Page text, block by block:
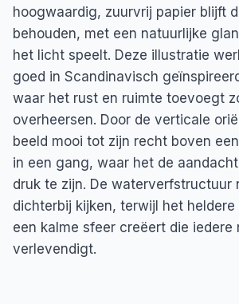
hoogwaardig, zuurvrij papier blijft
behouden, met een natuurlijke
het licht speelt. Deze illustratie
goed in Scandinavisch
waar het rust en ruimte toevoegt
overheersen. Door de verticale
beeld mooi tot zijn recht boven
in een gang, waar het de
druk te zijn. De waterverfstructuur
dichterbij kijken, terwijl het
een kalme sfeer creëert die iedere
verlevendigt.